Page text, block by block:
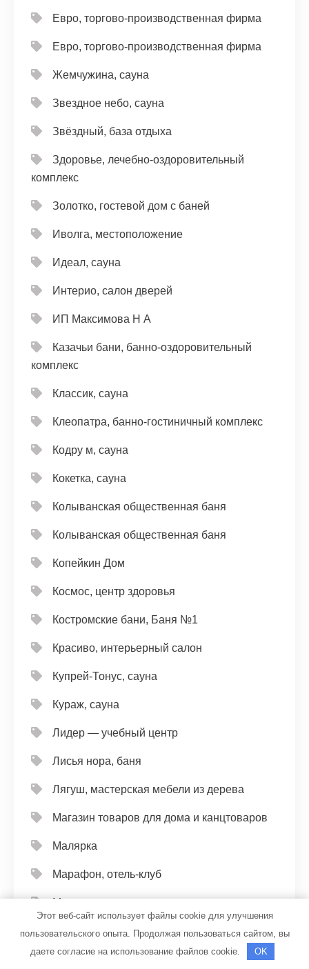
Евро, торгово-производственная фирма
Евро, торгово-производственная фирма
Жемчужина, сауна
Звездное небо, сауна
Звёздный, база отдыха
Здоровье, лечебно-оздоровительный
комплекс
Золотко, гостевой дом с баней
Иволга, местоположение
Идеал, сауна
Интерио, салон дверей
ИП Максимова Н А
Казачьи бани, банно-оздоровительный
комплекс
Классик, сауна
Клеопатра, банно-гостиничный комплекс
Кодру м, сауна
Кокетка, сауна
Колыванская общественная баня
Колыванская общественная баня
Копейкин Дом
Космос, центр здоровья
Костромские бани, Баня №1
Красиво, интерьерный салон
Купрей-Тонус, сауна
Кураж, сауна
Лидер — учебный центр
Лисья нора, баня
Лягуш, мастерская мебели из дерева
Магазин товаров для дома и канцтоваров
Малярка
Марафон, отель-клуб
Маск, гостиница
Матрёшка
Махачкалинская объединенная
Этот веб-сайт использует файлы cookie для улучшения
пользовательского опыта. Продолжая пользоваться сайтом, вы
даете согласие на использование файлов cookie.
OK